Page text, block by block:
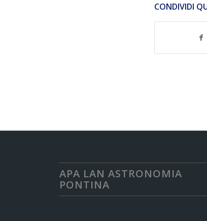
CONDIVIDI
APA LAN ASTRONOMIA
PONTINA